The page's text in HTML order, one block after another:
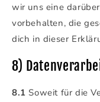
wir uns eine
vorbehalten, die
dich in dieser
8)
8.1 Soweit für die